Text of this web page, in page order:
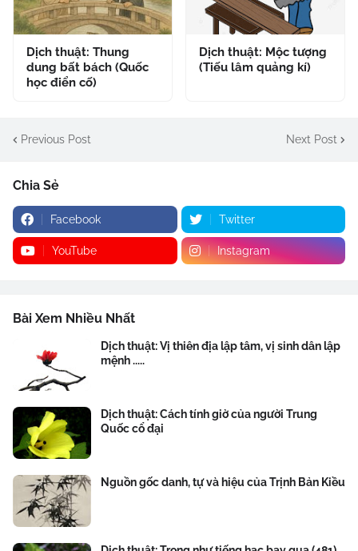
Dịch thuật: Thung
dung bất bách (Quốc
học điển cố)
Dịch thuật: Mộc tượng
(Tiếu lâm quảng kí)
Previous Post Next Post
Chia Sẻ
Facebook Twitter
YouTube Instagram
Bài Xem Nhiều Nhất
Dịch thuật: Vị thiên địa lập tâm, vị sinh dân lập
mệnh .....
Dịch thuật: Cách tính giờ của người Trung
Quốc cổ đại
Nguồn gốc danh, tự và hiệu của Trịnh Bản Kiều